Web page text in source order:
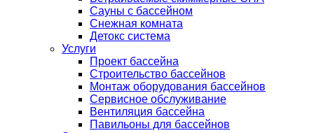
Сауны с бассейном
Снежная комната
Детокс система
Услуги
Проект бассейна
Строительство бассейнов
Монтаж оборудования бассейнов
Сервисное обслуживание
Вентиляция бассейна
Павильоны для бассейнов